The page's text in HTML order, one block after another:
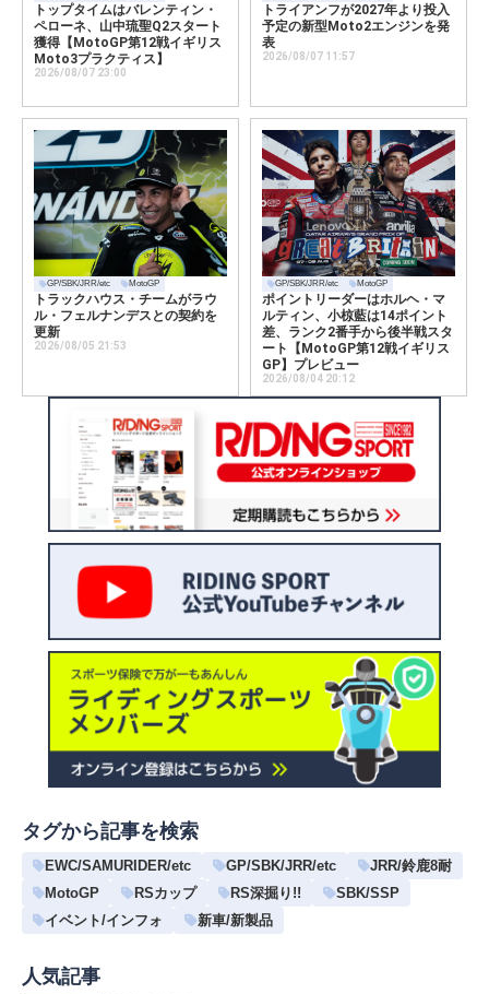
トップタイムはバレンティン・
ペローネ、山中琉聖Q2スタート
獲得【MotoGP第12戦イギリス
Moto3プラクティス】
2026/08/07 23:00
トライアンフが2027年より投入
予定の新型Moto2エンジンを発
表
2026/08/07 11:57
GP/SBK/JRR/etc MotoGP
トラックハウス・チームがラウ
ル・フェルナンデスとの契約を
更新
2026/08/05 21:53
GP/SBK/JRR/etc MotoGP
ポイントリーダーはホルヘ・マ
ルティン、小椋藍は14ポイント
差、ランク2番手から後半戦スタ
ート【MotoGP第12戦イギリス
GP】プレビュー
2026/08/04 20:12
タグから記事を検索
EWC/SAMURIDER/etc GP/SBK/JRR/etc
JRR/鈴鹿8耐
MotoGP
RSカップ RS深掘り!!
SBK/SSP
イベント/インフォ
新車/新製品
人気記事